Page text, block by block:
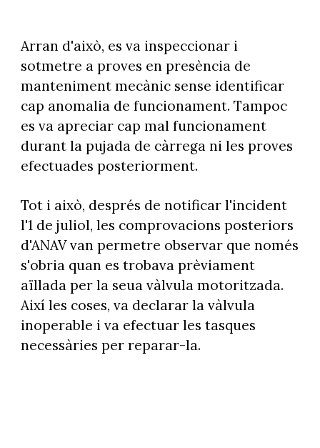
Arran d'això, es va inspeccionar i
sotmetre a proves en presència de
manteniment mecànic sense identificar
cap anomalia de funcionament. Tampoc
es va apreciar cap mal funcionament
durant la pujada de càrrega ni les proves
efectuades posteriorment.
Tot i això, després de notificar l'incident
l'1 de juliol, les comprovacions posteriors
d'ANAV van permetre observar que només
s'obria quan es trobava prèviament
aïllada per la seua vàlvula motoritzada.
Així les coses, va declarar la vàlvula
inoperable i va efectuar les tasques
necessàries per reparar-la.